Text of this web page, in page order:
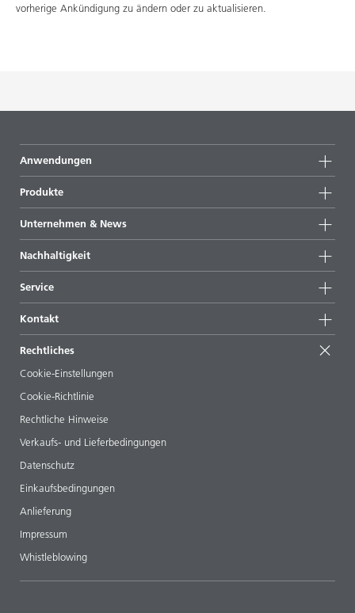
vorherige Ankündigung zu ändern oder zu aktualisieren.
Anwendungen
Produkte
Alle Produkte
Highlights
Unternehmen & News
News
Presse & Medien
Standorte & Distributoren
Messen & Events
Nachhaltigkeit
Nachhaltige Produkte
Success Stories
EcoVadis
Zertifikate
Service
Startformulierungen
Veröffentlichungen
ebooks
Regulatory Affairs
Additive Guide App
Videos
Downloads
Kontakt
Rechtliches
Cookie-Einstellungen
Cookie-Richtlinie
Rechtliche Hinweise
Verkaufs- und Lieferbedingungen
Datenschutz
Einkaufsbedingungen
Anlieferung
Impressum
Whistleblowing